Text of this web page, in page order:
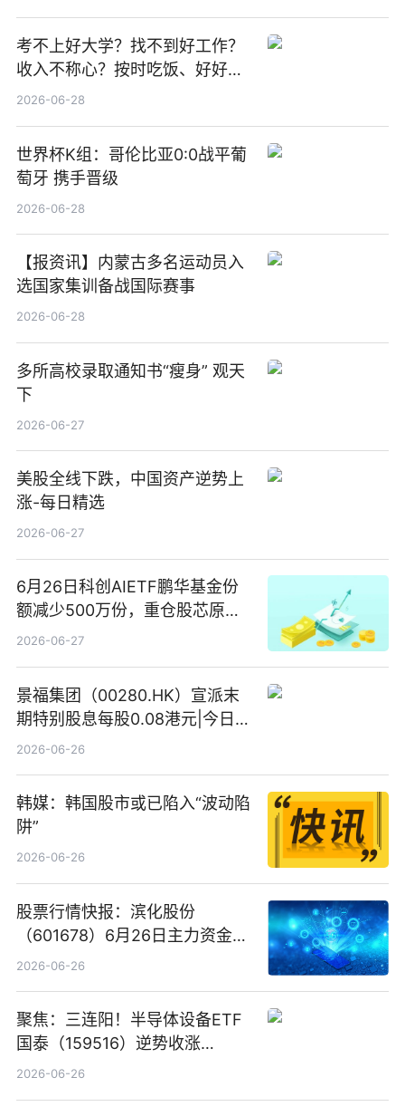
考不上好大学？找不到好工作？
收入不称心？按时吃饭、好好睡
觉
2026-06-28
世界杯K组：哥伦比亚0:0战平葡
萄牙 携手晋级
2026-06-28
【报资讯】内蒙古多名运动员入
选国家集训备战国际赛事
2026-06-28
多所高校录取通知书“瘦身” 观天
下
2026-06-27
美股全线下跌，中国资产逆势上
涨-每日精选
2026-06-27
6月26日科创AIETF鹏华基金份
额减少500万份，重仓股芯原股
份、寒武纪、澜起科技 观速讯
2026-06-27
景福集团（00280.HK）宣派末
期特别股息每股0.08港元|今日快
看
2026-06-26
韩媒：韩国股市或已陷入“波动陷
阱”
2026-06-26
股票行情快报：滨化股份
（601678）6月26日主力资金净
卖出5964.34万元
2026-06-26
聚焦：三连阳！半导体设备ETF
国泰（159516）逆势收涨
3.5%，近10日累计净流入超65
2026-06-26